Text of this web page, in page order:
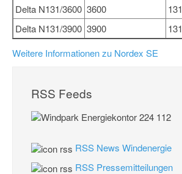
Delta N131/3600 3600
131
Delta N131/3900 3900
131
Weitere Informationen zu Nordex SE
RSS Feeds
RSS News Windenergie
RSS Pressemitteilungen